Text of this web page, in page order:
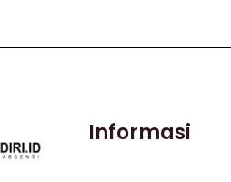
Informasi